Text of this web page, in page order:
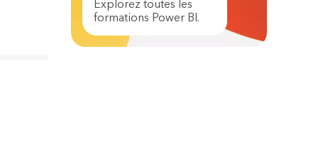
Explorez toutes les
formations Power BI.